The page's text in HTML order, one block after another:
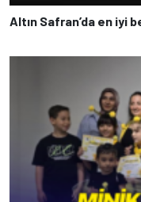
Altın Safran’da en iyi